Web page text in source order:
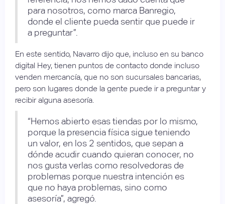
para nosotros, como marca Banregio,
donde el cliente pueda sentir que puede ir
a preguntar”.
En este sentido, Navarro dijo que, incluso en su banco
digital Hey, tienen puntos de contacto donde incluso
venden mercancía, que no son sucursales bancarias,
pero son lugares donde la gente puede ir a preguntar y
recibir alguna asesoría.
“Hemos abierto esas tiendas por lo mismo,
porque la presencia física sigue teniendo
un valor, en los 2 sentidos, que sepan a
dónde acudir cuando quieran conocer, no
nos gusta verlas como resolvedoras de
problemas porque nuestra intención es
que no haya problemas, sino como
asesoría”, agregó.